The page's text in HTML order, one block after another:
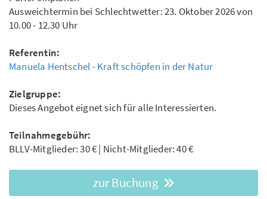
Ausweichtermin bei Schlechtwetter: 23. Oktober 2026 von
10.00 - 12.30 Uhr
Referentin:
Manuela Hentschel - Kraft schöpfen in der Natur
Zielgruppe:
Dieses Angebot eignet sich für alle Interessierten.
Teilnahmegebühr:
BLLV-Mitglieder: 30 € | Nicht-Mitglieder: 40 €
zur Buchung